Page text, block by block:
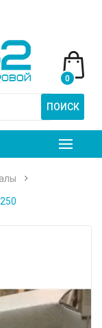
ПОИСК
0